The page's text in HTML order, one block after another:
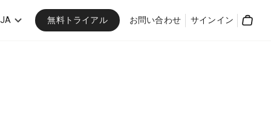
JA 無料トライアル お問い合わせ サインイン